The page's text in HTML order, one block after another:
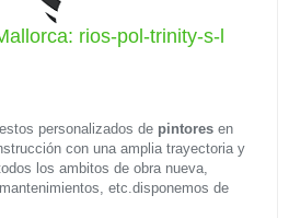
rios-pol-trinity-s-l
personalizados de pintores en
con una amplia trayectoria y
los ambitos de obra nueva,
etc.disponemos de